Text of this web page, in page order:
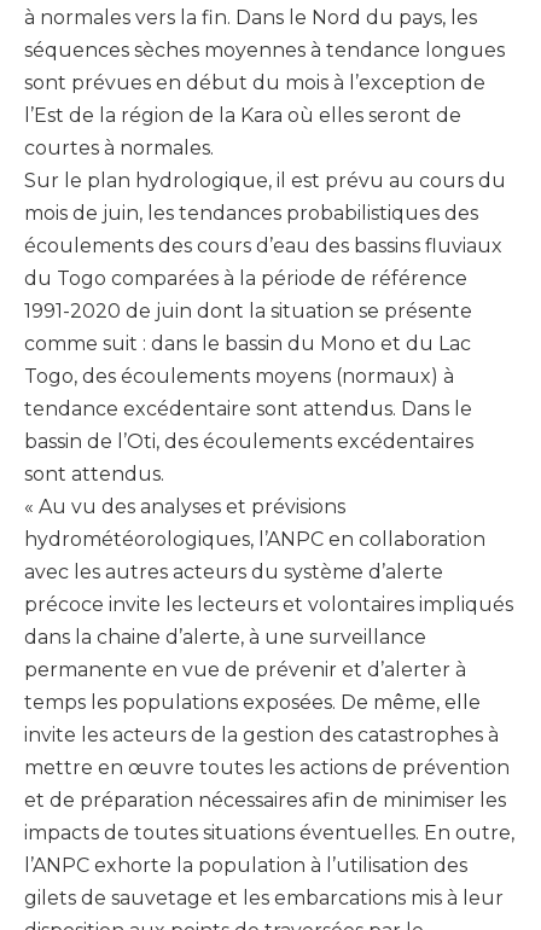
à normales vers la fin. Dans le Nord du pays, les
séquences sèches moyennes à tendance longues
sont prévues en début du mois à l’exception de
l’Est de la région de la Kara où elles seront de
courtes à normales.
Sur le plan hydrologique, il est prévu au cours du
mois de juin, les tendances probabilistiques des
écoulements des cours d’eau des bassins fluviaux
du Togo comparées à la période de référence
1991-2020 de juin dont la situation se présente
comme suit : dans le bassin du Mono et du Lac
Togo, des écoulements moyens (normaux) à
tendance excédentaire sont attendus. Dans le
bassin de l’Oti, des écoulements excédentaires
sont attendus.
« Au vu des analyses et prévisions
hydrométéorologiques, l’ANPC en collaboration
avec les autres acteurs du système d’alerte
précoce invite les lecteurs et volontaires impliqués
dans la chaine d’alerte, à une surveillance
permanente en vue de prévenir et d’alerter à
temps les populations exposées. De même, elle
invite les acteurs de la gestion des catastrophes à
mettre en œuvre toutes les actions de prévention
et de préparation nécessaires afin de minimiser les
impacts de toutes situations éventuelles. En outre,
l’ANPC exhorte la population à l’utilisation des
gilets de sauvetage et les embarcations mis à leur